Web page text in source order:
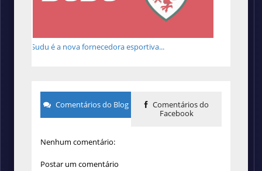
Sudu é a nova fornecedora esportiva...
Comentários do Blog
Comentários do
Facebook
Nenhum comentário:
Postar um comentário